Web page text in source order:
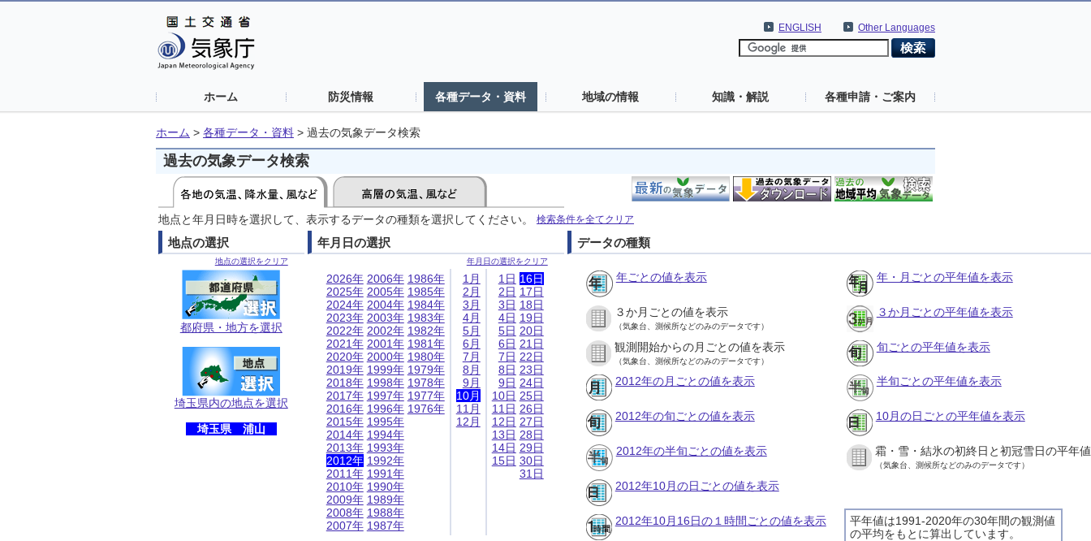
Other Languages
ENGLISH
ホーム 防災情報 各種データ・資料 地域の情報 知識・解説 各種申請・ご案内
ホーム > 各種データ・資料 > 過去の気象データ検索
過去の気象データ検索
地点と年月日時を選択して、表示するデータの種類を選択してください。 検索条件を全てクリア
地点の選択
地点の選択をクリア
都府県・地方を選択
埼玉県内の地点を選択
埼玉県 浦山
年月日の選択
年月日の選択をクリア
2026年
2025年
2024年
2023年
2022年
2021年
2020年
2019年
2018年
2017年
2016年
2015年
2014年
2013年
2012年
2011年
2010年
2009年
2008年
2007年
2006年
2005年
2004年
2003年
2002年
2001年
2000年
1999年
1998年
1997年
1996年
1995年
1994年
1993年
1992年
1991年
1990年
1989年
1988年
1987年
1986年
1985年
1984年
1983年
1982年
1981年
1980年
1979年
1978年
1977年
1976年
1月
2月
3月
4月
5月
6月
7月
8月
9月
10月
11月
12月
1日
2日
3日
4日
5日
6日
7日
8日
9日
10日
11日
12日
13日
14日
15日
16日
17日
18日
19日
20日
21日
22日
23日
24日
25日
26日
27日
28日
29日
30日
31日
データの種類
年ごとの値を表示 年・月ごとの平年値を表示
３か月ごとの値を表示
（気象台、測候所などのみのデータです）
３か月ごとの平年値を表示
観測開始からの月ごとの値を表示
（気象台、測候所などのみのデータです）
旬ごとの平年値を表示
2012年の月ごとの値を表示 半旬ごとの平年値を表示
2012年の旬ごとの値を表示 10月の日ごとの平年値を表示
2012年の半旬ごとの値を表示 霜・雪・結氷の初終日と初冠雪日の平年
（気象台、測候所などのみのデータです）
2012年10月の日ごとの値を表示
平年値は1991-2020年の30年間の観測値
の平均をもとに算出しています。
2012年10月16日の１時間ごとの値を表示